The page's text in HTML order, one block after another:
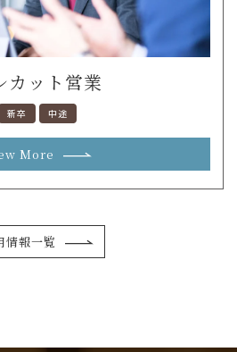
カット営業
新卒 中途
More
情報一覧